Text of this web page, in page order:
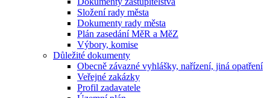
Složení rady města
Dokumenty rady města
Plán zasedání MěR a MěZ
Výbory, komise
Důležité dokumenty
Obecně závazné vyhlášky, nařízení, jiná opatření
Veřejné zakázky
Profil zadavatele